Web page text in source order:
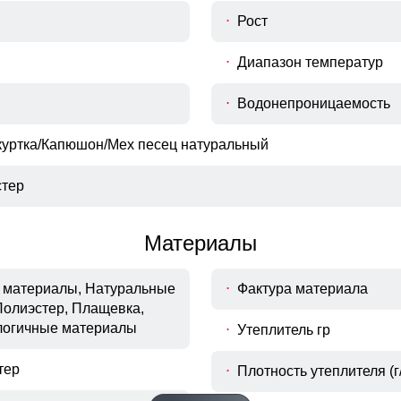
Рост
Диапазон температур
Водонепроницаемость
Капюшон/Мех песец натуральный
Материалы
Натуральные
Плащевка,
материалы
Фактура материала
Утеплитель гр
Плотность утеплителя